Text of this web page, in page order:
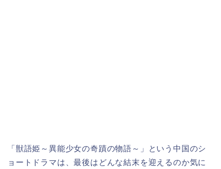
「獣語姫～異能少女の奇蹟の物語～」という中国のシ
ョートドラマは、最後はどんな結末を迎えるのか気に